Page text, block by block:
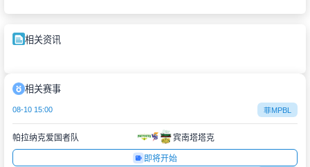
相关资讯
相关赛事
08-10 15:00 菲MPBL
帕拉纳克爱国者队 宾南塔塔克
即将开始